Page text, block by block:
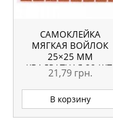
САМОКЛЕЙКА
МЯГКАЯ ВОЙЛОК
25×25 ММ
КВАДРАТНАЯ 32 ШТ.
21,79 грн.
В корзину